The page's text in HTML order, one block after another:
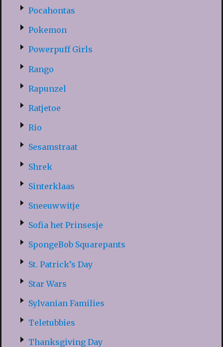
Pocahontas
Pokemon
Powerpuff Girls
Rango
Rapunzel
Ratjetoe
Rio
Sesamstraat
Shrek
Sinterklaas
Sneeuwwitje
Sofia het Prinsesje
SpongeBob Squarepants
St. Patrick’s Day
Star Wars
Sylvanian Families
Teletubbies
Thanksgiving Day